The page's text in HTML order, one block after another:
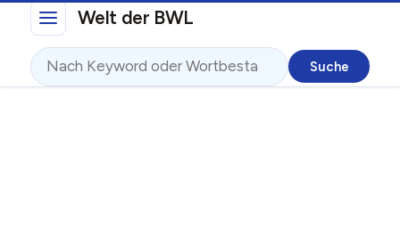
Direkt zum InhaltWelt der BWL
Suche